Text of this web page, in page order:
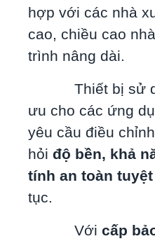
hợp với các nhà
cao, chiều cao
trình nâng dài.
Thiết bị sử
ưu cho các ứng
yêu cầu điều
hỏi độ bền, khả
tính an toàn
tục.
Với cấp